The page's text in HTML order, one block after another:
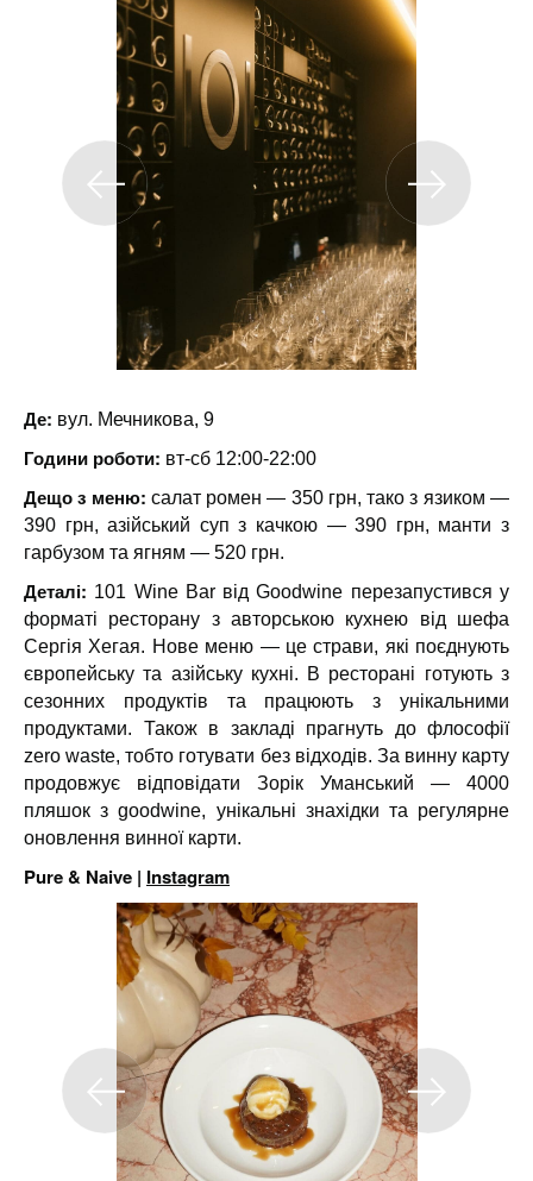
Де: вул. Мечникова, 9
Години роботи: вт-сб 12:00-22:00
Дещо з меню: салат ромен — 350 грн, тако з язиком —
390 грн, азійський суп з качкою — 390 грн, манти з
гарбузом та ягням — 520 грн.
Деталі: 101 Wine Bar від Goodwine перезапустився у
форматі ресторану з авторською кухнею від шефа
Сергія Хегая. Нове меню — це страви, які поєднують
європейську та азійську кухні. В ресторані готують з
сезонних продуктів та працюють з унікальними
продуктами. Також в закладі прагнуть до флософії
zero waste, тобто готувати без відходів. За винну карту
продовжує відповідати Зорік Уманський — 4000
пляшок з goodwine, унікальні знахідки та регулярне
оновлення винної карти.
Pure & Naive | Instagram